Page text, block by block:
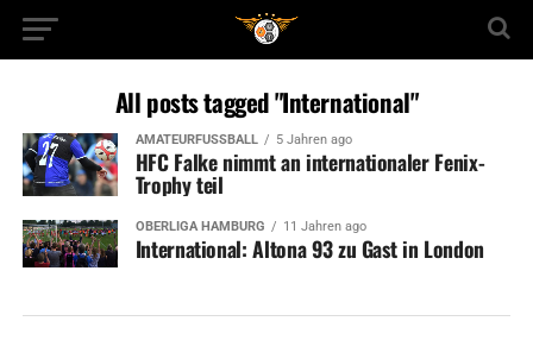
All posts tagged "International"
AMATEURFUSSBALL 5 Jahren ago
HFC Falke nimmt an internationaler Fenix-
Trophy teil
OBERLIGA HAMBURG 11 Jahren ago
International: Altona 93 zu Gast in London